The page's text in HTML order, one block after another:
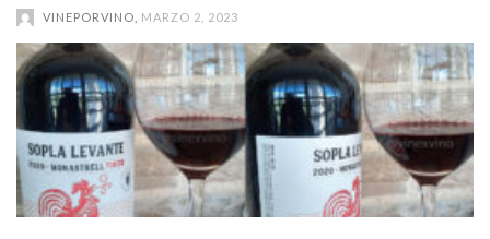
VINEPORVINO MARZO 2, 2023